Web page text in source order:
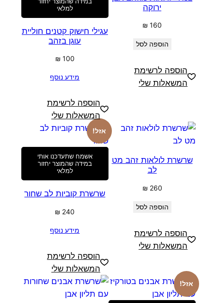
ירוקה
₪ 160
הוספה לסל
הוספה לרשימת
המשאלות שלי
למלאי
עגילי חישוק קטנים חוליית
עוגן בזהב
₪ 100
מידע נוסף
הוספה לרשימת
המשאלות שלי
שרשרת לולאות זהב מט
לב
₪ 260
הוספה לסל
הוספה לרשימת
המשאלות שלי
אזל!
אשמח שתעדכנו אותי
במידה שהמוצר יחזור
למלאי
שרשרת קוביות לב שחור
₪ 240
מידע נוסף
הוספה לרשימת
המשאלות שלי
אזל!